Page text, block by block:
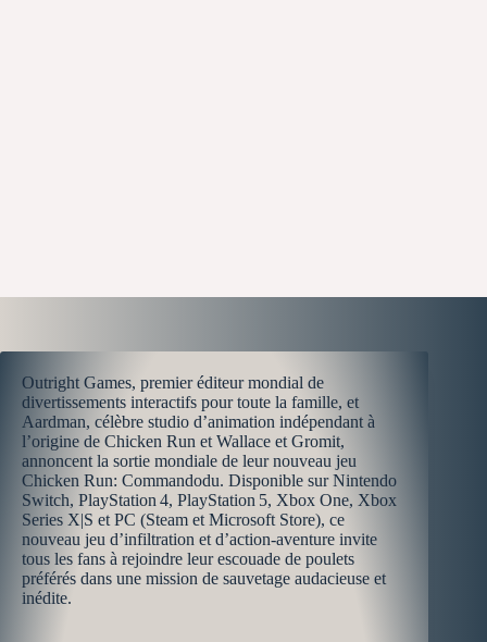
Outright Games, premier éditeur mondial de
divertissements interactifs pour toute la famille, et
Aardman, célèbre studio d’animation indépendant à
l’origine de Chicken Run et Wallace et Gromit,
annoncent la sortie mondiale de leur nouveau jeu
Chicken Run: Commandodu. Disponible sur Nintendo
Switch, PlayStation 4, PlayStation 5, Xbox One, Xbox
Series X|S et PC (Steam et Microsoft Store), ce
nouveau jeu d’infiltration et d’action-aventure invite
tous les fans à rejoindre leur escouade de poulets
préférés dans une mission de sauvetage audacieuse et
inédite.